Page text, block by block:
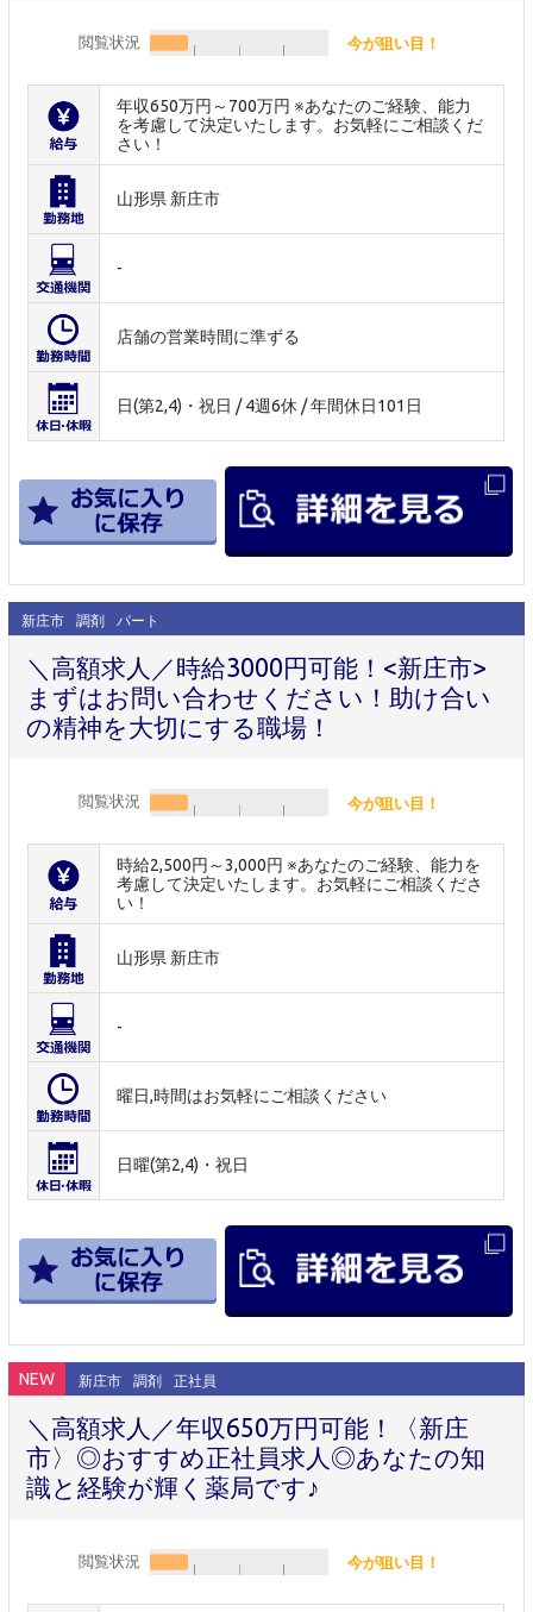
閲覧状況 今が狙い目！
年収650万円～700万円 ※あなたのご経験、能力
を考慮して決定いたします。お気軽にご相談くだ
さい！
山形県 新庄市
-
店舗の営業時間に準ずる
日(第2,4)・祝日 / 4週6休 / 年間休日101日
新庄市 調剤 パート
＼高額求人／時給3000円可能！<新庄市>
まずはお問い合わせください！助け合い
の精神を大切にする職場！
閲覧状況 今が狙い目！
時給2,500円～3,000円 ※あなたのご経験、能力を
考慮して決定いたします。お気軽にご相談くださ
い！
山形県 新庄市
-
曜日,時間はお気軽にご相談ください
日曜(第2,4)・祝日
NEW 新庄市 調剤 正社員
＼高額求人／年収650万円可能！〈新庄
市〉◎おすすめ正社員求人◎あなたの知
識と経験が輝く薬局です♪
閲覧状況 今が狙い目！